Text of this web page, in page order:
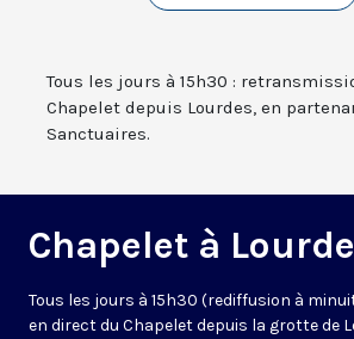
Tous les jours à 15h30 :
Chapelet depuis Lourdes, en
Sanctuaires.
Chapelet à
Tous les jours à 15h30 (rediffusion à
en direct du Chapelet depuis la grotte de